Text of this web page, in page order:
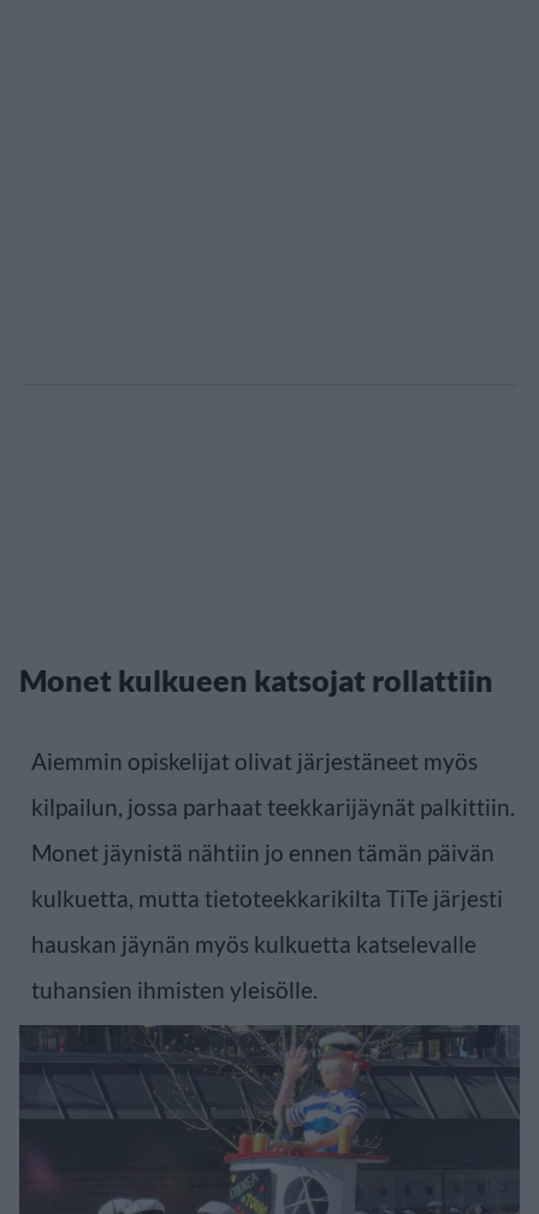
Monet kulkueen katsojat rollattiin
Aiemmin opiskelijat olivat järjestäneet myös
kilpailun, jossa parhaat teekkarijäynät palkittiin.
Monet jäynistä nähtiin jo ennen tämän päivän
kulkuetta, mutta tietoteekkarikilta TiTe järjesti
hauskan jäynän myös kulkuetta katselevalle
tuhansien ihmisten yleisölle.